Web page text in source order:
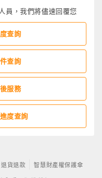
員，我們將儘速回覆您
查詢
查詢
服務
度查詢
退貨退款 智慧財產權保護傘